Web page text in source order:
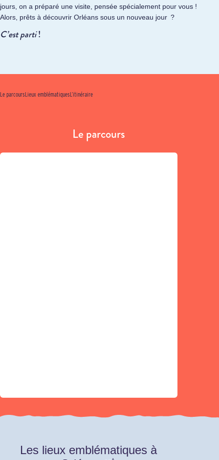
jours, on a préparé une visite, pensée spécialement pour vous !
Alors, prêts à découvrir Orléans sous un nouveau jour ?
C’est parti!
Le parcoursLieux emblématiquesL’itinéraire
Le parcours
Les lieux emblématiques à